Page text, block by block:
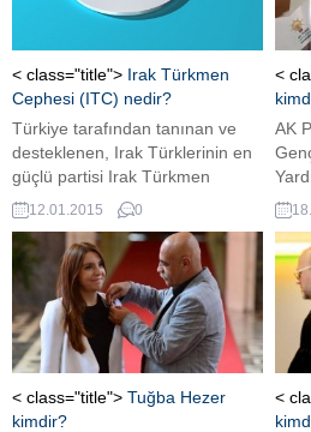
< class="title"> Irak Türkmen
Cephesi (ITC) nedir?
Türkiye tarafından tanınan ve
desteklenen, Irak Türklerinin en
güçlü partisi Irak Türkmen
Cephesi (ITC) nedir?
12.01.2015 0
<
AK
< class="title"> Tuğba Hezer
kimdir?
<